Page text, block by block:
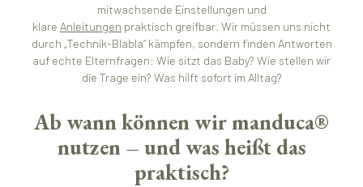
mitwachsende Einstellungen und
klare Anleitungen praktisch greifbar. Wir müssen uns nicht
durch „Technik-Blabla“ kämpfen, sondern finden Antworten
auf echte Elternfragen: Wie sitzt das Baby? Wie stellen wir
die Trage ein? Was hilft sofort im Alltag?
Ab wann können wir manduca®
nutzen – und was heißt das
praktisch?